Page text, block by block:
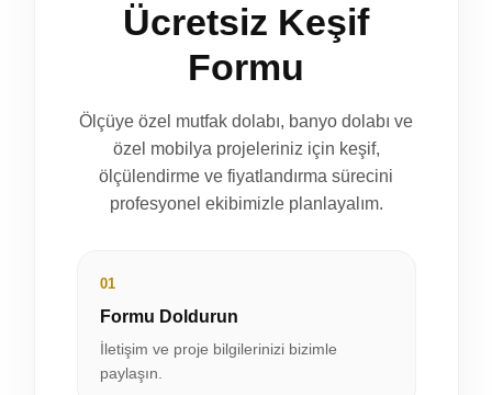
Ücretsiz Keşif
Formu
Ölçüye özel mutfak dolabı, banyo dolabı ve
özel mobilya projeleriniz için keşif,
ölçülendirme ve fiyatlandırma sürecini
profesyonel ekibimizle planlayalım.
01
Formu Doldurun
İletişim ve proje bilgilerinizi bizimle
paylaşın.